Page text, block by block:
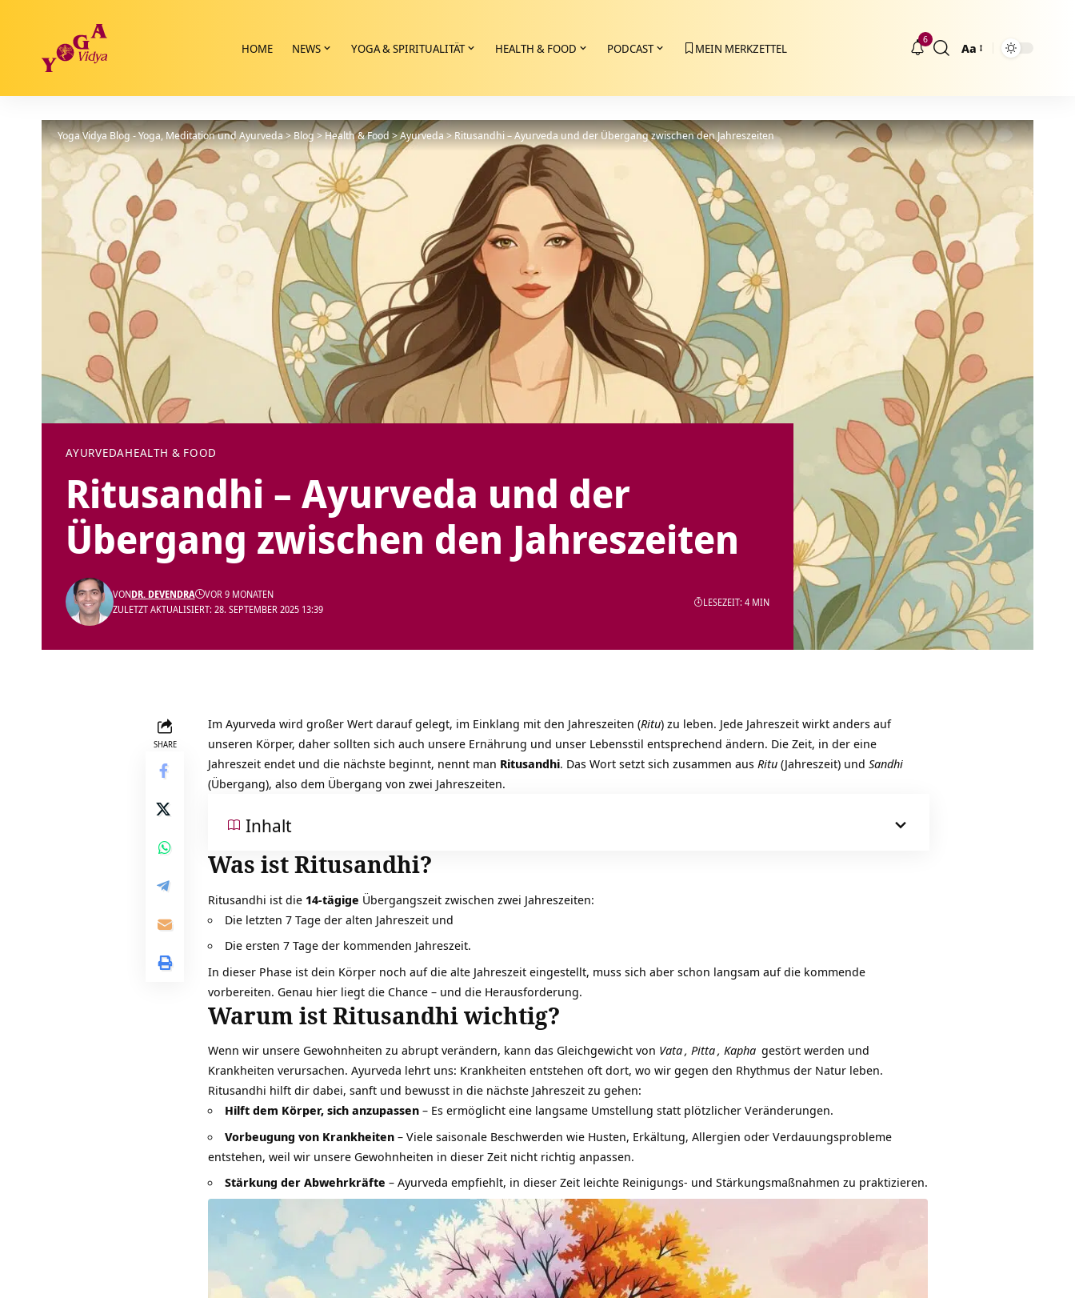
HOME NEWS YOGA & SPIRITUALITÄT HEALTH & FOOD PODCAST MEIN MERKZETTEL
6
Größenänderung
Aa
Yoga Vidya Blog - Yoga, Meditation und Ayurveda>Blog>Health & Food>Ayurveda>Ritusandhi – Ayurveda und der Übergang zwischen den Jahreszeiten
AYURVEDAHEALTH & FOOD
Ritusandhi – Ayurveda und der
Übergang zwischen den Jahreszeiten
ZULETZT AKTUALISIERT: 28. SEPTEMBER 2025 13:39
VONDR. DEVENDRA VOR 9 MONATEN
LESEZEIT: 4 MIN
SHARE
Im Ayurveda wird großer Wert darauf gelegt, im Einklang mit den Jahreszeiten (Ritu) zu leben. Jede Jahreszeit wirkt anders auf
unseren Körper, daher sollten sich auch unsere Ernährung und unser Lebensstil entsprechend ändern. Die Zeit, in der eine
Jahreszeit endet und die nächste beginnt, nennt man Ritusandhi. Das Wort setzt sich zusammen aus Ritu (Jahreszeit) und Sandhi
(Übergang), also dem Übergang von zwei Jahreszeiten.
Inhalt
Was ist Ritusandhi?
Ritusandhi ist die 14-tägige Übergangszeit zwischen zwei Jahreszeiten:
Die letzten 7 Tage der alten Jahreszeit und
Die ersten 7 Tage der kommenden Jahreszeit.
In dieser Phase ist dein Körper noch auf die alte Jahreszeit eingestellt, muss sich aber schon langsam auf die kommende
vorbereiten. Genau hier liegt die Chance – und die Herausforderung.
Warum ist Ritusandhi wichtig?
Wenn wir unsere Gewohnheiten zu abrupt verändern, kann das Gleichgewicht von Vata, Pitta, Kapha gestört werden und
Krankheiten verursachen. Ayurveda lehrt uns: Krankheiten entstehen oft dort, wo wir gegen den Rhythmus der Natur leben.
Ritusandhi hilft dir dabei, sanft und bewusst in die nächste Jahreszeit zu gehen:
Hilft dem Körper, sich anzupassen – Es ermöglicht eine langsame Umstellung statt plötzlicher Veränderungen.
Vorbeugung von Krankheiten – Viele saisonale Beschwerden wie Husten, Erkältung, Allergien oder Verdauungsprobleme
entstehen, weil wir unsere Gewohnheiten in dieser Zeit nicht richtig anpassen.
Stärkung der Abwehrkräfte – Ayurveda empfiehlt, in dieser Zeit leichte Reinigungs- und Stärkungsmaßnahmen zu praktizieren.